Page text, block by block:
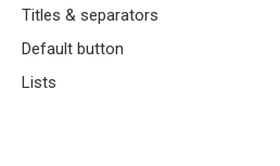
Titles & separators
Default button
Lists